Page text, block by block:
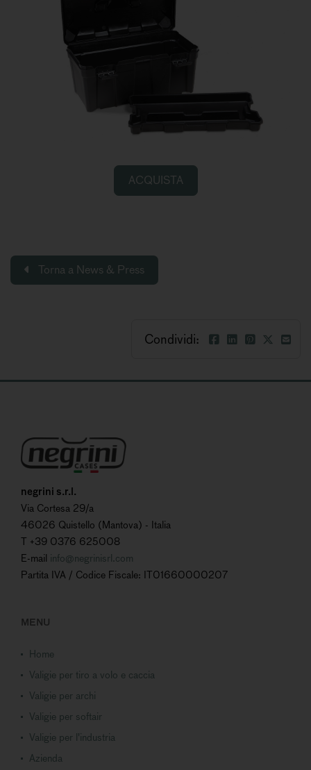
ACQUISTA
Torna a News & Press
Condividi:
negrini s.r.l.
Via Cortesa 29/a
46026 Quistello (Mantova) - Italia
T +39 0376 625008
E-mail info@negrinisrl.com
Partita IVA / Codice Fiscale: IT01660000207
MENU
Home
Valigie per tiro a volo e caccia
Valigie per archi
Valigie per softair
Valigie per l'industria
Azienda